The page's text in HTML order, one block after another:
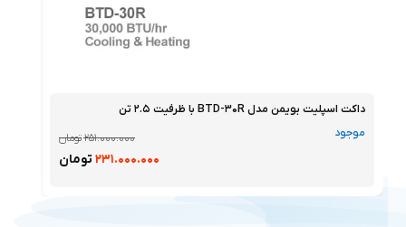
داکت اسپلیت بویمن مدل BTD-۳۰R با ظرفیت ۲.۵ تن
موجود
۲۵۱.۰۰۰.۰۰۰تومان
۲۳۱.۰۰۰.۰۰۰ تومان